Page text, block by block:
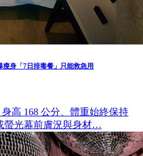
身「7日排毒餐」只能救急用
高 168 公分、體重始終保持
螢光幕前膚況與身材…